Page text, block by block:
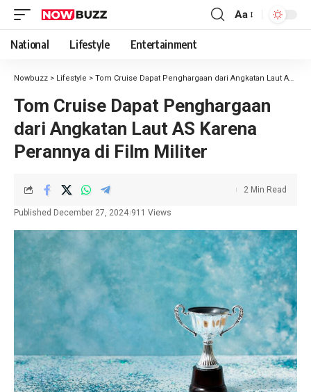
Aa
National Lifestyle Entertainment
Nowbuzz > Lifestyle > Tom Cruise Dapat Penghargaan dari Angkatan Laut AS Karena Perannya di Film Militer
Tom Cruise Dapat Penghargaan
dari Angkatan Laut AS Karena
Perannya di Film Militer
Published December 27, 2024 911 Views
2 Min Read